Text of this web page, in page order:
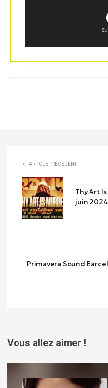
ARTICLE PRÉCÉDENT
Thy Art
juin 2024
Primavera Sound
Vous allez aimer !